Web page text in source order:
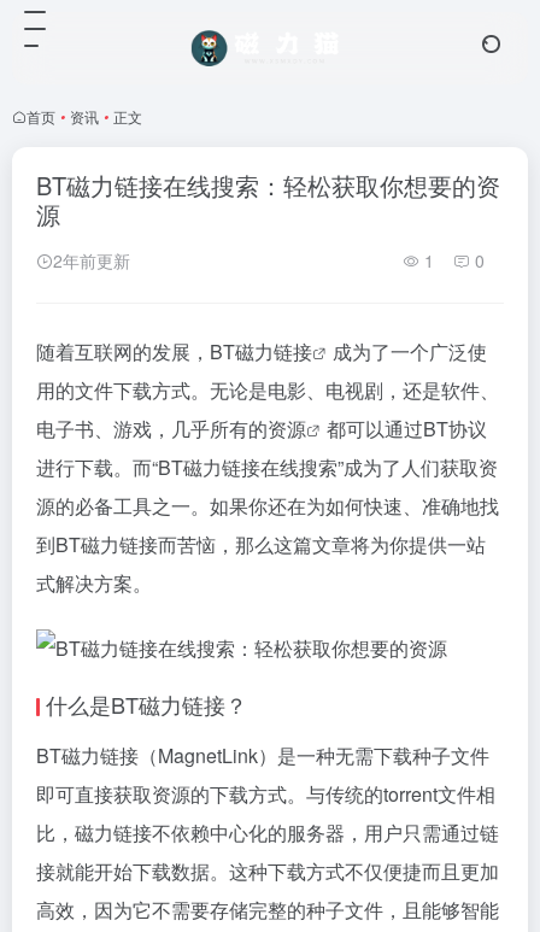
首页 • 资讯 • 正文
BT磁力链接在线搜索：轻松获取你想要的资
源
2年前更新 1 0
随着互联网的发展，BT磁力链接
成为了一个广泛使
用的文件下载方式。无论是电影、电视剧，还是软件、
电子书、游戏，几乎所有的资源
都可以通过BT协议
进行下载。而“BT磁力链接在线搜索”成为了人们获取资
源的必备工具之一。如果你还在为如何快速、准确地找
到BT磁力链接而苦恼，那么这篇文章将为你提供一站
式解决方案。
什么是BT磁力链接？
BT磁力链接（MagnetLink）是一种无需下载种子文件
即可直接获取资源的下载方式。与传统的torrent文件相
比，磁力链接不依赖中心化的服务器，用户只需通过链
接就能开始下载数据。这种下载方式不仅便捷而且更加
高效，因为它不需要存储完整的种子文件，且能够智能